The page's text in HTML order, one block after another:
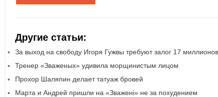
Другие статьи:
За выход на свободу Игоря Гужвы требуют залог 17 миллионов
Тренер «Зваженых» удивила морщинистым лицом
Прохор Шаляпин делает татуаж бровей
Марта и Андрей пришли на «Зважені» не за похудением